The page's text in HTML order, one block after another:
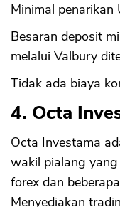
Minimal penarikan
Besaran deposit
melalui Valbury
Tidak ada biaya
4. Octa
Octa Investama
wakil pialang
forex dan
Menyediakan